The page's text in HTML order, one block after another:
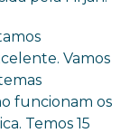
Vamos
funcionam os
Temos 15